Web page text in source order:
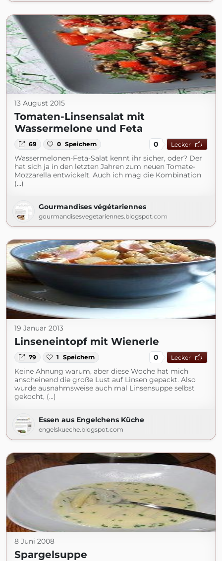
13 August 2015
Tomaten-Linsensalat mit
Wassermelone und Feta
69 0 Speichern 0 Lecker
Wassermelonen-Feta-Salat kennt ihr sicher, oder? Der
hat sich ja in den letzten Jahren zum neuen Tomate-
Mozzarella entwickelt. Auch ich mag die Kombination
(...)
Gourmandises végétariennes
gourmandisesvegetariennes.blogspot.com
19 Januar 2013
Linseneintopf mit Wienerle
79 1 Speichern 0 Lecker
Keine Ahnung warum, aber diese Woche hat mich
anscheinend die große Lust auf Linsen gepackt. Also
wurde ausnahmsweise auch mal Linsensuppe selbst
gekocht, (...)
Essen aus Engelchens Küche
engelskueche.blogspot.com
8 Juni 2008
Spargelsuppe